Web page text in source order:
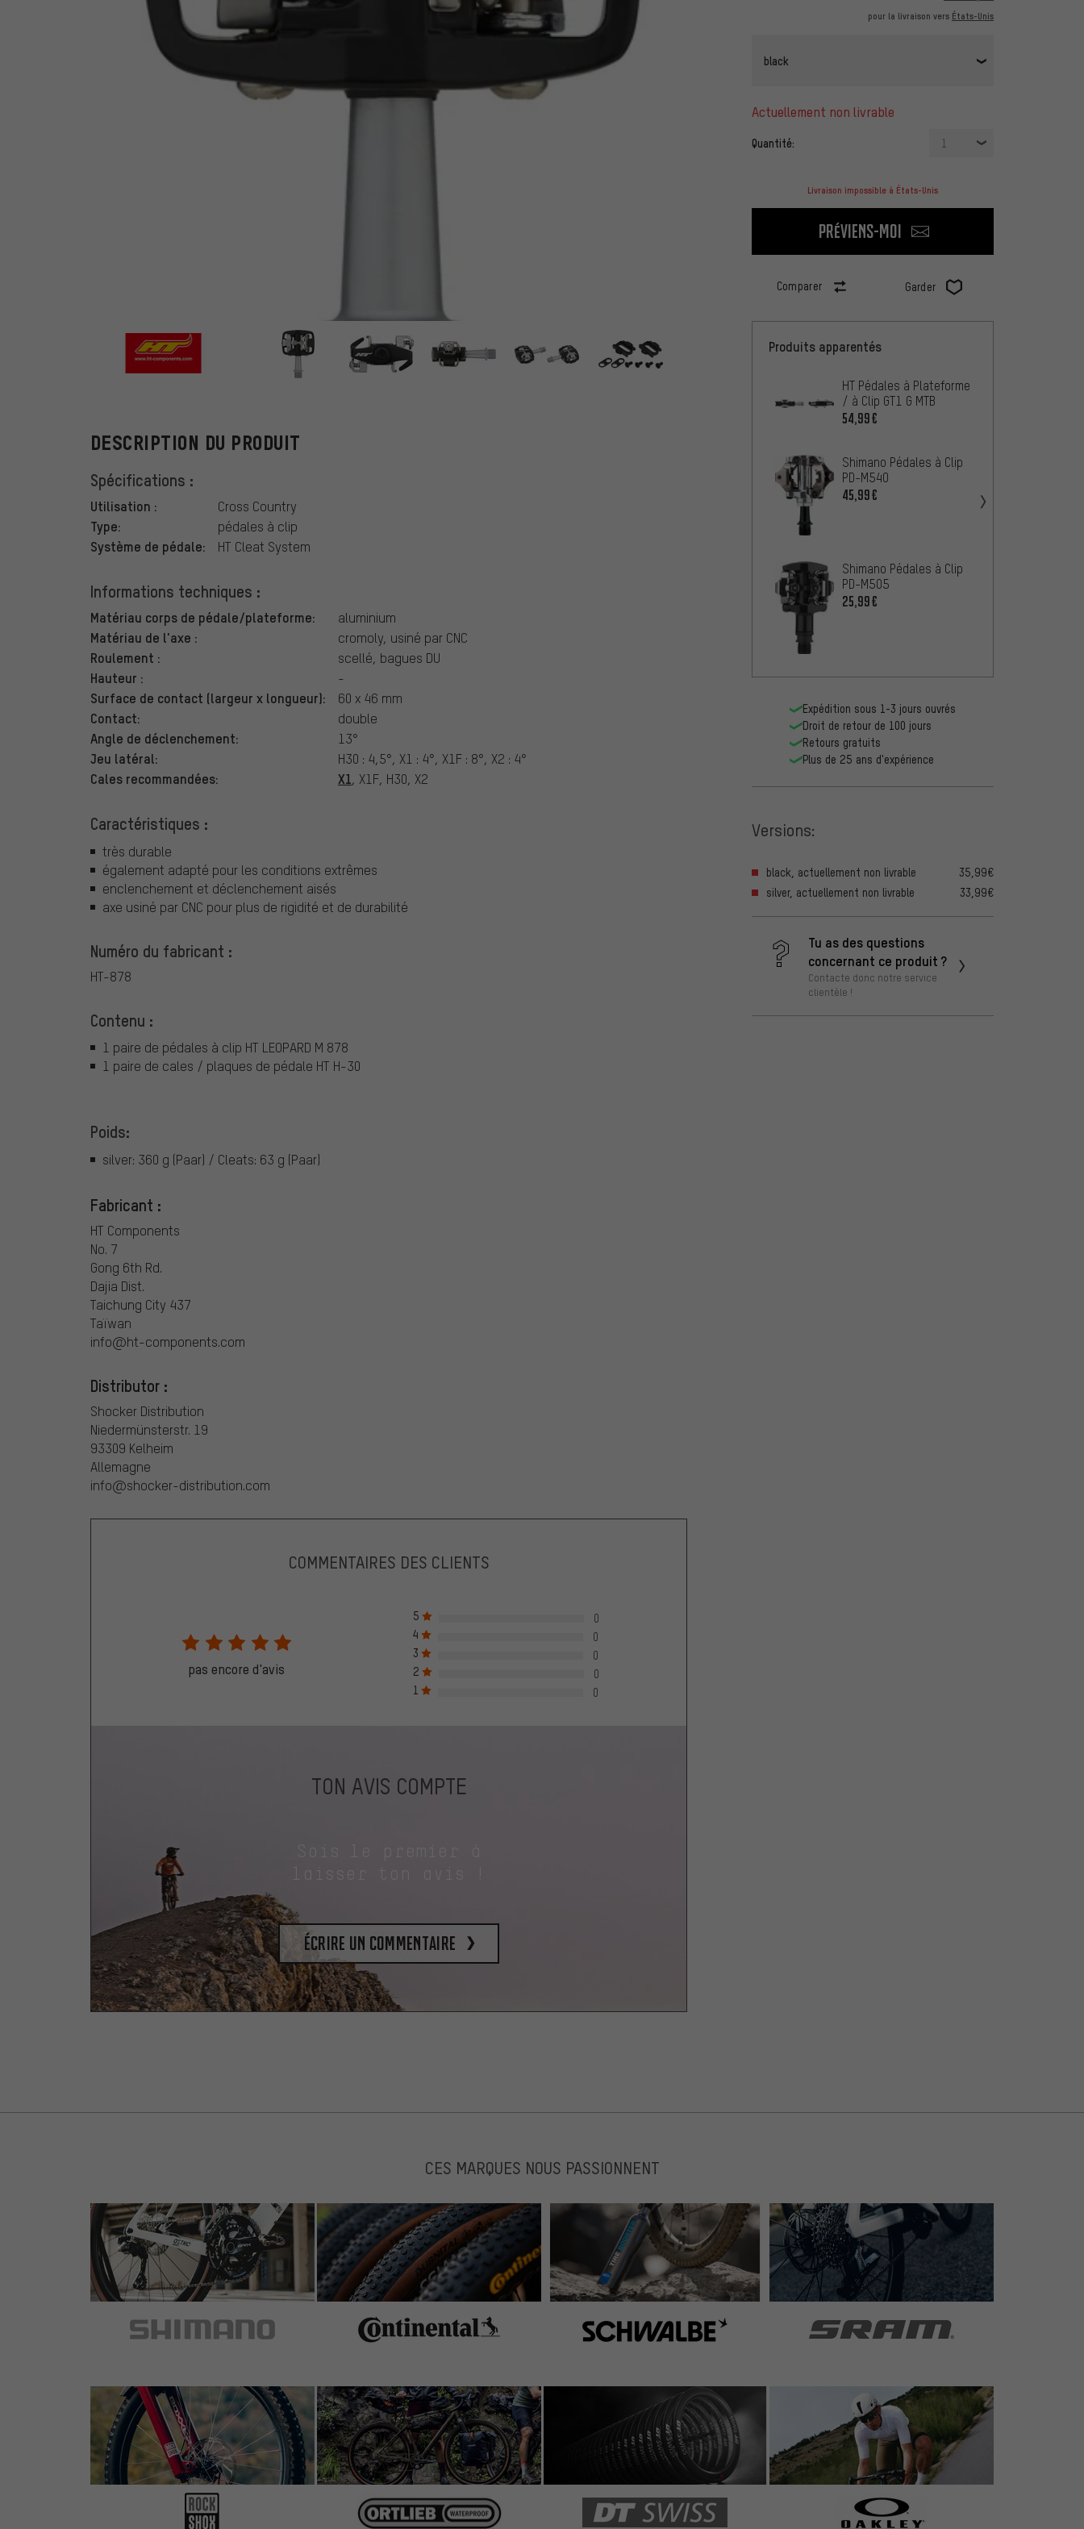
pour la livraison vers États-Unis
black
actuellement non livrable
Quantité: 1
Livraison impossible à États-Unis
Préviens-moi
Comparer Garder
DESCRIPTION DU PRODUIT
Spécifications :
Utilisation : Cross Country
Type: pédales à clip
Système de pédale: HT Cleat System
Informations techniques :
Matériau corps de pédale/plateforme: aluminium
Matériau de l'axe : cromoly, usiné par CNC
Roulement : scellé, bagues DU
Hauteur : -
Surface de contact (largeur x longueur): 60 x 46 mm
Contact: double
Angle de déclenchement: 13°
Jeu latéral: H30 : 4,5°, X1 : 4°, X1F : 8°, X2 : 4°
Cales recommandées: X1, X1F, H30, X2
Caractéristiques :
très durable
également adapté pour les conditions extrêmes
enclenchement et déclenchement aisés
axe usiné par CNC pour plus de rigidité et de durabilité
Numéro du fabricant :
HT-878
Contenu :
1 paire de pédales à clip HT LEOPARD M 878
1 paire de cales / plaques de pédale HT H-30
Poids:
silver: 360 g (Paar) / Cleats: 63 g (Paar)
Fabricant :
HT Components
No. 7
Gong 6th Rd.
Dajia Dist.
Taichung City 437
Taïwan
info@ht-components.com
Distributor :
Shocker Distribution
Niedermünsterstr. 19
93309 Kelheim
Allemagne
info@shocker-distribution.com
Produits apparentés
HT Pédales à Plateforme
/ à Clip GT1 G MTB
54,99€
Shimano Pédales à Clip
PD-M540
45,99€
Shimano Pédales à Clip
PD-M505
25,99€
Expédition sous 1-3 jours ouvrés
Droit de retour de 100 jours
Retours gratuits
Plus de 25 ans d'expérience
Versions:
black, actuellement non livrable
35,99€
silver, actuellement non livrable
33,99€
Tu as des questions
concernant ce produit ?
Contacte donc notre service
clientèle !
COMMENTAIRES DES CLIENTS
pas encore d'avis
5
0
4
0
3
0
2
0
1
0
TON AVIS COMPTE
laisser ton avis !
Écrire un commentaire
CES MARQUES NOUS PASSIONNENT